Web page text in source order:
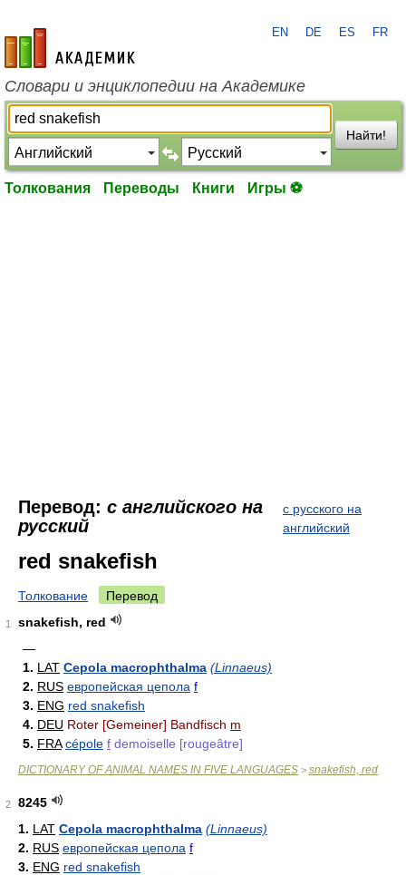
academic.ru
EN DE ES FR
Словари и энциклопедии на Академике
Найти!
Толкования Переводы Книги Игры ⚽
Перевод: с английского на
русский
с русского на
английский
red snakefish
Толкование Перевод
1
snakefish, red
—
1. LAT Cepola macrophthalma (Linnaeus)
2. RUS европейская цепола f
3. ENG red snakefish
4. DEU Roter [Gemeiner] Bandfisch m
5. FRA cépole f demoiselle [rougeâtre]
DICTIONARY OF ANIMAL NAMES IN FIVE LANGUAGES > snakefish, red
2
8245
1. LAT Cepola macrophthalma (Linnaeus)
2. RUS европейская цепола f
3. ENG red snakefish